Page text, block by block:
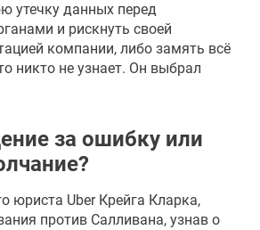
утечку данных перед
и рискнуть своей
компании, либо замять всё
никто не узнает. Он выбрал
за ошибку или
юриста Uber Крейга Кларка,
против Салливана, узнав о